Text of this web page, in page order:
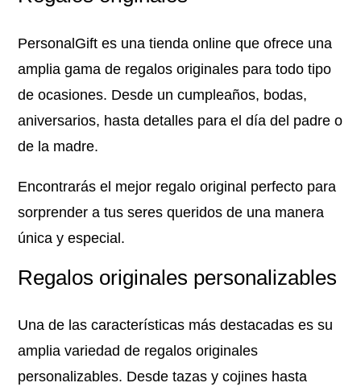
PersonalGift es una tienda online que ofrece una
amplia gama de regalos originales para todo tipo
de ocasiones. Desde un cumpleaños, bodas,
aniversarios, hasta detalles para el día del padre o
de la madre.
Encontrarás el mejor regalo original perfecto para
sorprender a tus seres queridos de una manera
única y especial.
Regalos originales personalizables
Una de las características más destacadas es su
amplia variedad de regalos originales
personalizables. Desde tazas y cojines hasta